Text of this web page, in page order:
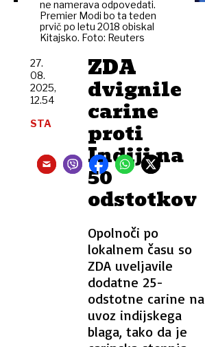
ne namerava odpovedati.
Premier Modi bo ta teden
prvič po letu 2018 obiskal
Kitajsko. Foto: Reuters​
ZDA
dvignile
carine
proti
Indiji na
50
odstotkov
Opolnoči po
lokalnem času so
ZDA uveljavile
dodatne 25-
odstotne carine na
uvoz indijskega
blaga, tako da je
27.
08.
2025,
12.54
STA